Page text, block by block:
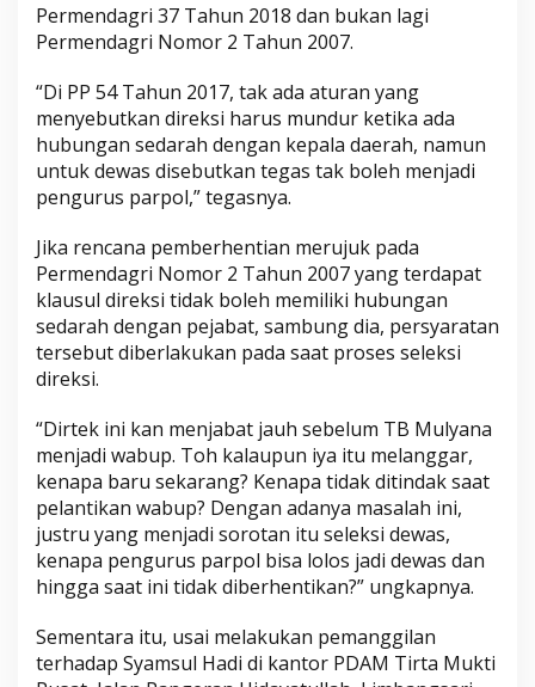
Permendagri 37 Tahun 2018 dan bukan lagi
Permendagri Nomor 2 Tahun 2007.
“Di PP 54 Tahun 2017, tak ada aturan yang
menyebutkan direksi harus mundur ketika ada
hubungan sedarah dengan kepala daerah, namun
untuk dewas disebutkan tegas tak boleh menjadi
pengurus parpol,” tegasnya.
Jika rencana pemberhentian merujuk pada
Permendagri Nomor 2 Tahun 2007 yang terdapat
klausul direksi tidak boleh memiliki hubungan
sedarah dengan pejabat, sambung dia, persyaratan
tersebut diberlakukan pada saat proses seleksi
direksi.
“Dirtek ini kan menjabat jauh sebelum TB Mulyana
menjadi wabup. Toh kalaupun iya itu melanggar,
kenapa baru sekarang? Kenapa tidak ditindak saat
pelantikan wabup? Dengan adanya masalah ini,
justru yang menjadi sorotan itu seleksi dewas,
kenapa pengurus parpol bisa lolos jadi dewas dan
hingga saat ini tidak diberhentikan?” ungkapnya.
Sementara itu, usai melakukan pemanggilan
terhadap Syamsul Hadi di kantor PDAM Tirta Mukti